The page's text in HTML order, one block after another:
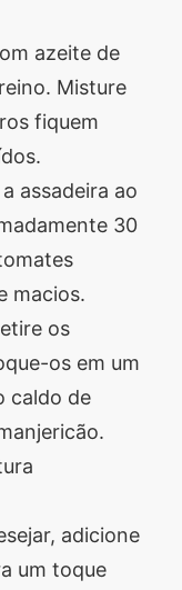
azeite de
Misture
fiquem
assadeira ao
30
macios.
os
os em um
caldo de
adicione
um toque